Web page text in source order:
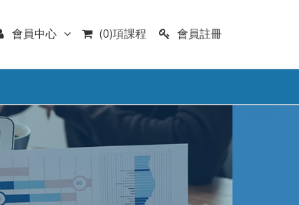
會員註冊
(0)項課程
會員中心